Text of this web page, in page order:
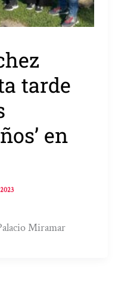
tarde
en
Miramar